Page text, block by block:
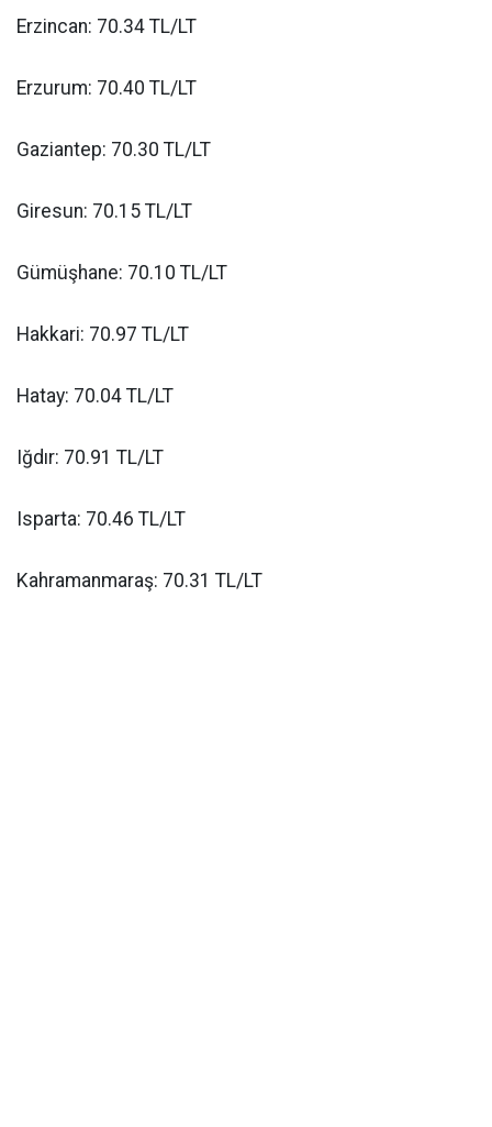
Erzincan: 70.34 TL/LT
Erzurum: 70.40 TL/LT
Gaziantep: 70.30 TL/LT
Giresun: 70.15 TL/LT
Gümüşhane: 70.10 TL/LT
Hakkari: 70.97 TL/LT
Hatay: 70.04 TL/LT
Iğdır: 70.91 TL/LT
Isparta: 70.46 TL/LT
Kahramanmaraş: 70.31 TL/LT